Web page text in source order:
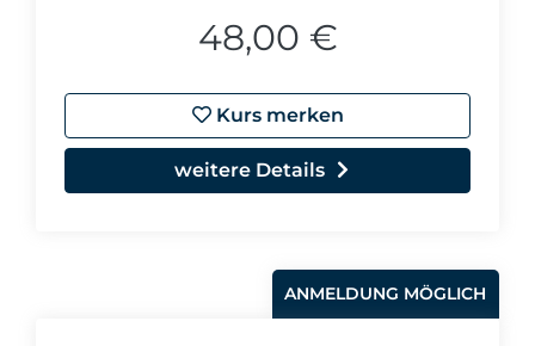
48,00 €
Kurs merken
weitere Details
ANMELDUNG MÖGLICH